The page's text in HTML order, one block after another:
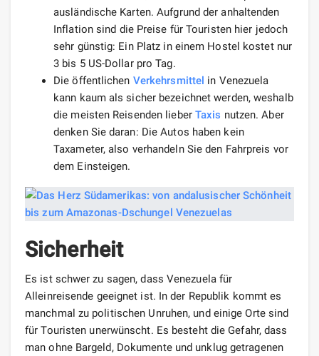
ausländische Karten. Aufgrund der anhaltenden
Inflation sind die Preise für Touristen hier jedoch
sehr günstig: Ein Platz in einem Hostel kostet nur
3 bis 5 US-Dollar pro Tag.
Die öffentlichen Verkehrsmittel in Venezuela
kann kaum als sicher bezeichnet werden, weshalb
die meisten Reisenden lieber Taxis nutzen. Aber
denken Sie daran: Die Autos haben kein
Taxameter, also verhandeln Sie den Fahrpreis vor
dem Einsteigen.
Sicherheit
Es ist schwer zu sagen, dass Venezuela für
Alleinreisende geeignet ist. In der Republik kommt es
manchmal zu politischen Unruhen, und einige Orte sind
für Touristen unerwünscht. Es besteht die Gefahr, dass
man ohne Bargeld, Dokumente und unklug getragenen